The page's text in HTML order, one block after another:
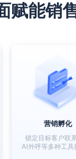
赋能销
营销孵化
锁定目标客户联
AI外呼等多种工具